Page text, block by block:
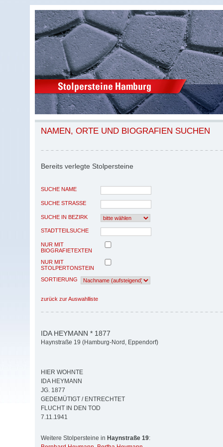
NAMEN, ORTE UND BIOGRAFIEN SUCHEN
Bereits verlegte Stolpersteine
SUCHE NAME
SUCHE STRASSE
SUCHE IN BEZIRK
STADTTEILSUCHE
NUR MIT
BIOGRAFIETEXTEN
NUR MIT
STOLPERTONSTEIN
SORTIERUNG
zurück zur Auswahlliste
IDA HEYMANN * 1877
Haynstraße 19 (Hamburg-Nord, Eppendorf)
HIER WOHNTE
IDA HEYMANN
JG. 1877
GEDEMÜTIGT / ENTRECHTET
FLUCHT IN DEN TOD
7.11.1941
Weitere Stolpersteine in Haynstraße 19: